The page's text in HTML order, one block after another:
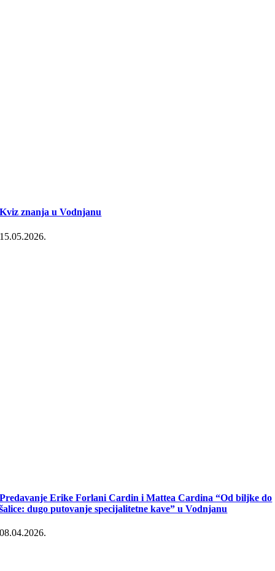
Kviz znanja u Vodnjanu
15.05.2026.
Predavanje Erike Forlani Cardin i Mattea Cardina “Od biljke do
šalice: dugo putovanje specijalitetne kave” u Vodnjanu
08.04.2026.